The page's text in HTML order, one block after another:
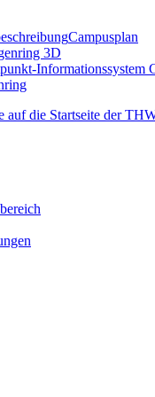
Campusplan
3D
Informationssystem